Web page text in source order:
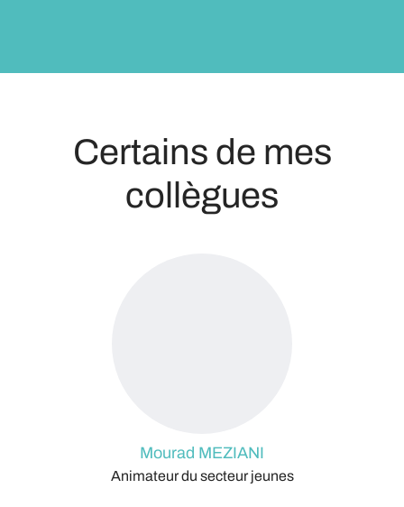
Certains de mes
collègues
Mourad MEZIANI
Animateur du secteur jeunes